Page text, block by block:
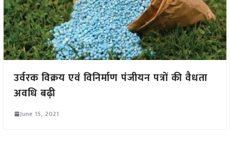
उर्वरक विक्रय एवं विनिर्माण पंजीयन पत्रों की वैधता
अवधि बढ़ी
June 15, 2021